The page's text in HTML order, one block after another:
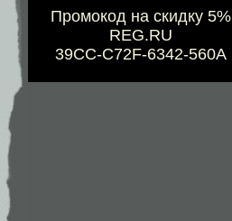
Промокод на скидку 5%
REG.RU
39CC-C72F-6342-560A